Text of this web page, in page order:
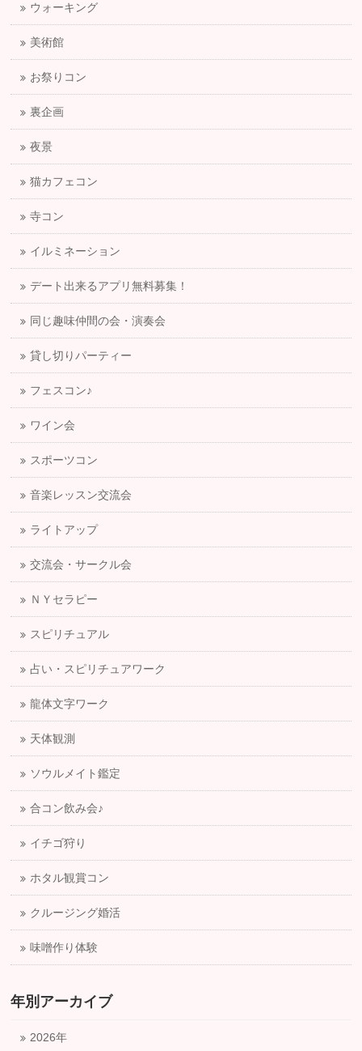
ウォーキング
美術館
お祭りコン
裏企画
夜景
猫カフェコン
寺コン
イルミネーション
デート出来るアプリ無料募集！
同じ趣味仲間の会・演奏会
貸し切りパーティー
フェスコン♪
ワイン会
スポーツコン
音楽レッスン交流会
ライトアップ
交流会・サークル会
ＮＹセラピー
スピリチュアル
占い・スピリチュアワーク
龍体文字ワーク
天体観測
ソウルメイト鑑定
合コン飲み会♪
イチゴ狩り
ホタル観賞コン
クルージング婚活
味噌作り体験
年別アーカイブ
2026年